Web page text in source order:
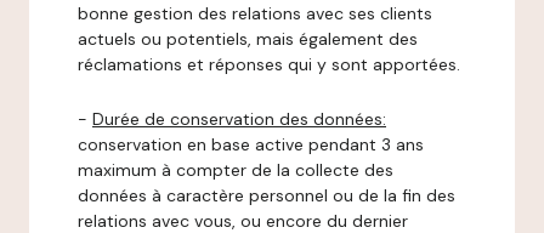
bonne gestion des relations avec ses clients
actuels ou potentiels, mais également des
réclamations et réponses qui y sont apportées.
- Durée de conservation des données:
conservation en base active pendant 3 ans
maximum à compter de la collecte des
données à caractère personnel ou de la fin des
relations avec vous, ou encore du dernier